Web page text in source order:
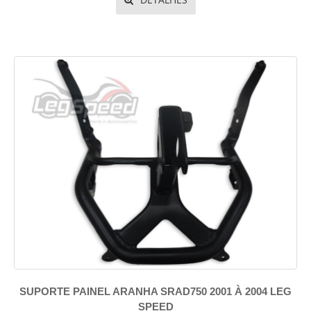
SUPORTE PAINEL ARANHA SRAD750 2001 À 2004 LEG
SPEED